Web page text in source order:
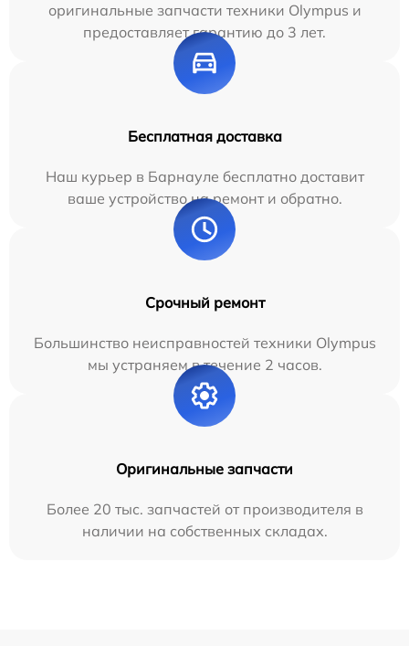
оригинальные запчасти техники Olympus и
предоставляет гарантию до 3 лет.
Бесплатная доставка
Наш курьер в Барнауле бесплатно доставит
ваше устройство на ремонт и обратно.
Срочный ремонт
Большинство неисправностей техники Olympus
мы устраняем в течение 2 часов.
Оригинальные запчасти
Более 20 тыс. запчастей от производителя в
наличии на собственных складах.